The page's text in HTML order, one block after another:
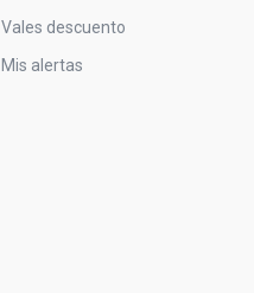
Vales descuento
Mis alertas